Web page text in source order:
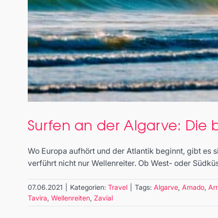
Surfen an der Algarve: Die
Wo Europa aufhört und der Atlantik beginnt, gibt es
verführt nicht nur Wellenreiter. Ob West- oder
07.06.2021 Kategorien: Travel Tags: Algarve, Amado,
Tavira, Wellenreiten, Zavial